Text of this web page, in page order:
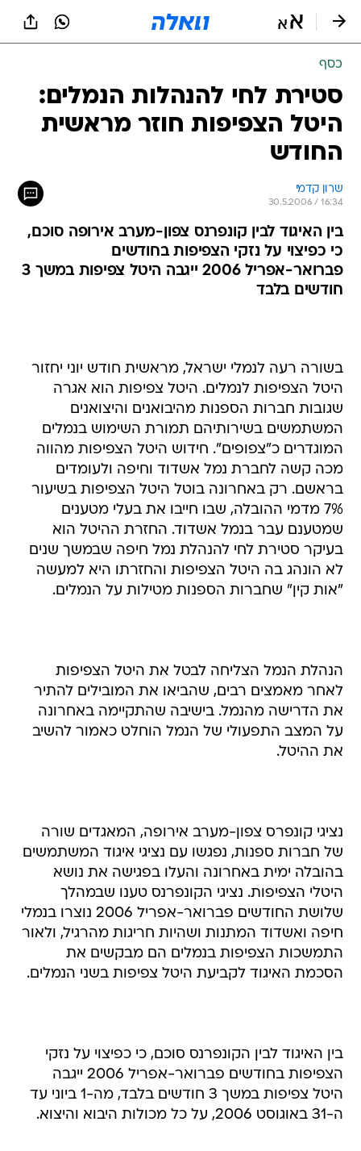
כסף
סטירת לחי להנהלות הנמלים:
היטל הצפיפות חוזר מראשית
החודש
שרון קדמי
30.5.2006 / 16:34
בין האיגוד לבין קונפרנס צפון-מערב אירופה סוכם,
כי כפיצוי על נזקי הצפיפות בחודשים
פברואר-אפריל 2006 ייגבה היטל צפיפות במשך 3
חודשים בלבד
בשורה רעה לנמלי ישראל, מראשית חודש יוני יחזור
היטל הצפיפות לנמלים. היטל צפיפות הוא אגרה
שגובות חברות הספנות מהיבואנים והיצואנים
המשתמשים בשירותיהם תמורת השימוש בנמלים
המוגדרים כ"צפופים". חידוש היטל הצפיפות מהווה
מכה קשה לחברת נמל אשדוד וחיפה ולעומדים
בראשם. רק באחרונה בוטל היטל הצפיפות בשיעור
7% מדמי ההובלה, שבו חייבו את בעלי מטענים
שמטענם עבר בנמל אשדוד. החזרת ההיטל הוא
בעיקר סטירת לחי להנהלת נמל חיפה שבמשך שנים
לא הונהג בה היטל הצפיפות והחזרתו היא למעשה
"אות קין" שחברות הספנות מטילות על הנמלים.
הנהלת הנמל הצליחה לבטל את היטל הצפיפות
לאחר מאמצים רבים, שהביאו את המובילים להתיר
את הדרישה מהנמל. בישיבה שהתקיימה באחרונה
על המצב התפעולי של הנמל הוחלט כאמור להשיב
את ההיטל.
נציגי קונפרס צפון-מערב אירופה, המאגדים שורה
של חברות ספנות, נפגשו עם נציגי איגוד המשתמשים
בהובלה ימית באחרונה והעלו בפגישה את נושא
היטלי הצפיפות. נציגי הקונפרנס טענו שבמהלך
שלושת החודשים פברואר-אפריל 2006 נוצרו בנמלי
חיפה ואשדוד המתנות ושהיות חריגות מהרגיל, ולאור
התמשכות הצפיפות בנמלים הם מבקשים את
הסכמת האיגוד לקביעת היטל צפיפות בשני הנמלים.
בין האיגוד לבין הקונפרנס סוכם, כי כפיצוי על נזקי
הצפיפות בחודשים פברואר-אפריל 2006 ייגבה
היטל צפיפות במשך 3 חודשים בלבד, מה-1 ביוני עד
ה-31 באוגוסט 2006, על כל מכולות היבוא והיצוא.